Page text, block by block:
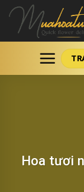
Skip
content
Hoa tươi